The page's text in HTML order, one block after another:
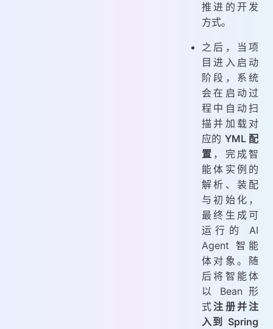
推进的开发
方式。
之后，当项
目进入启动
阶段，系统
会在启动过
程中自动扫
描并加载对
应的 YML 配
置 ，完成智
能体实例的
解析、装配
与初始化，
最终生成可
运行的 AI
Agent 智能
体对象。随
后将智能体
以 Bean 形
式注册并注
入到 Spring